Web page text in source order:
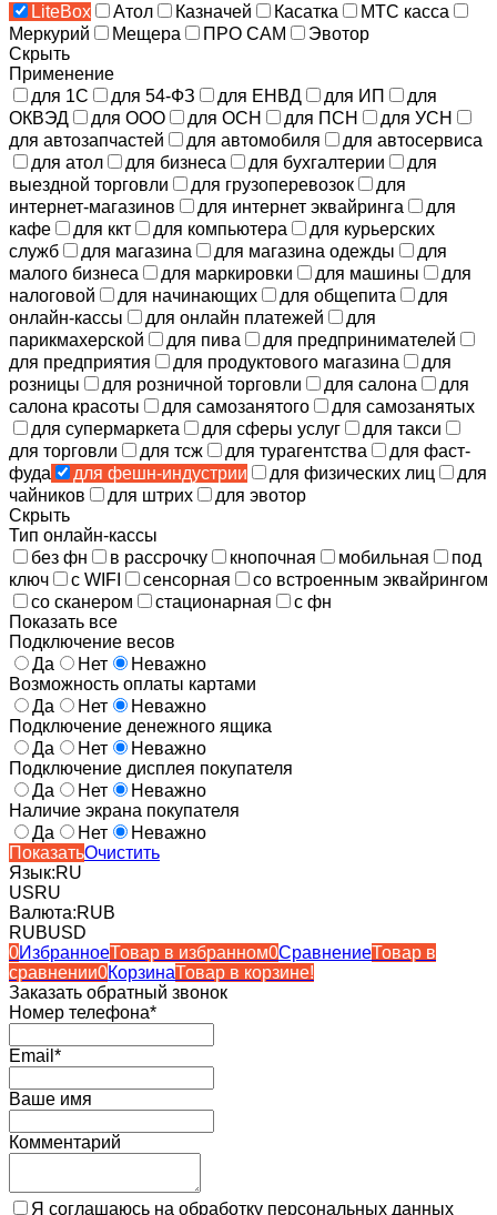
LiteBox
Атол Казначей Касатка
МТС касса
Меркурий
Мещера ПРО САМ
Эвотор
Скрыть
Применение
для 1С
для 54-ФЗ для ЕНВД для ИП
для
ОКВЭД
для ООО для ОСН для ПСН
для УСН
для автозапчастей
для автомобиля
для автосервиса
для атол
для бизнеса для бухгалтерии
для
выездной торговли
для грузоперевозок
для
интернет-магазинов
для интернет эквайринга
для
кафе
для ккт для компьютера
для курьерских
служб
для магазина для магазина одежды
для
малого бизнеса
для маркировки для машины
для
налоговой
для начинающих для общепита
для
онлайн-кассы
для онлайн платежей
для
парикмахерской
для пива
для предпринимателей
для предприятия
для продуктового магазина
для
розницы
для розничной торговли для салона
для
салона красоты
для самозанятого
для самозанятых
для супермаркета
для сферы услуг
для такси
для торговли
для тсж для турагентства
для фаст-
фуда
для фешн-индустрии для физических лиц
для
чайников
для штрих
для эвотор
Скрыть
Тип онлайн-кассы
без фн
в рассрочку кнопочная мобильная
под
ключ
с WIFI сенсорная
со встроенным эквайрингом
со сканером
стационарная
с фн
Показать все
Подключение весов
Да
Нет
Неважно
Возможность оплаты картами
Да
Нет
Неважно
Подключение денежного ящика
Да
Нет
Неважно
Подключение дисплея покупателя
Да
Нет
Неважно
Наличие экрана покупателя
Да
Нет
Неважно
ПоказатьОчистить
Язык:RU
USRU
Валюта:RUB
RUBUSD
0ИзбранноеТовар в избранном0СравнениеТовар в
сравнении0КорзинаТовар в корзине!
Заказать обратный звонок
Номер телефона*
Email*
Ваше имя
Комментарий
Я соглашаюсь на обработку персональных данных